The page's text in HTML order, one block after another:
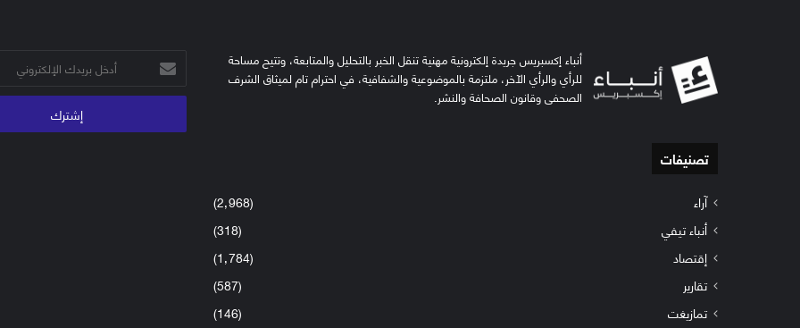
أنباء إكسبريس جريدة إلكترونية مهنية تنقل الخبر بالتحليل والمتابعة، وتتيح مساحة
للرأي والرأي الآخر، ملتزمة بالموضوعية والشفافية، في احترام تام لميثاق الشرف
الصحفي وقانون الصحافة والنشر.
تصنيفات
آراء
(2٬968)
أنباء تيفي
(318)
إقتصاد
(1٬784)
تقارير
(587)
تمازيغت
(146)
أدخل
بريدك
الإلكتروني